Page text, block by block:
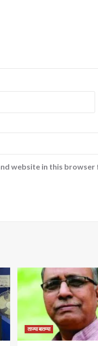
website in this
ताज्या बातम्या